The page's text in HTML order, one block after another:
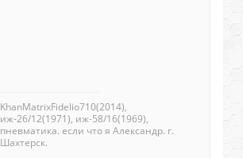
KhanMatrixFidelio710(2014),
иж-26/12(1971), иж-58/16(1969),
пневматика. если что я Александр. г.
Шахтерск.